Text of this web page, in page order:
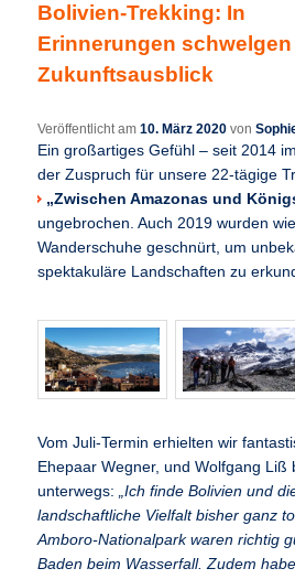
wechseln
Bolivien-Trekking: In
Erinnerungen schwelgen
Zukunftsausblick
Veröffentlicht am10. März 2020 von
Ein großartiges Gefühl – seit 2014
der Zuspruch für unsere 22-tägige
„Zwischen Amazonas und
ungebrochen. Auch 2019 wurden
Wanderschuhe geschnürt, um
spektakuläre Landschaften zu
Vom Juli-Termin erhielten wir
Ehepaar Wegner, und Wolfgang Liß
unterwegs:„Ich finde Bolivien und
landschaftliche Vielfalt bisher ganz
Amboro-Nationalpark waren richtig
Baden beim Wasserfall. Zudem